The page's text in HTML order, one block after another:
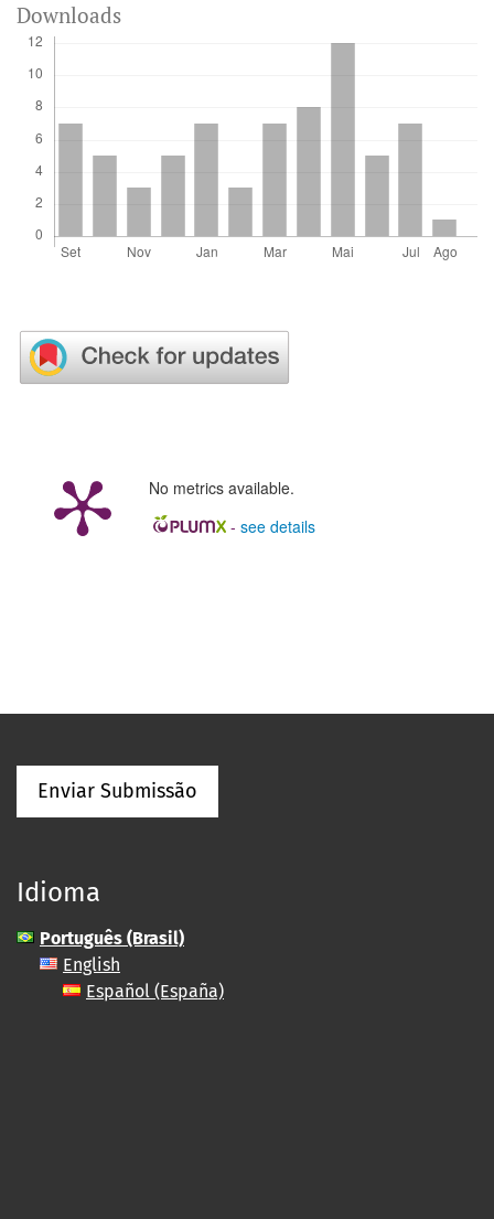
Downloads
No metrics available.
- see details
Enviar Submissão
Idioma
Português (Brasil)
English
Español (España)